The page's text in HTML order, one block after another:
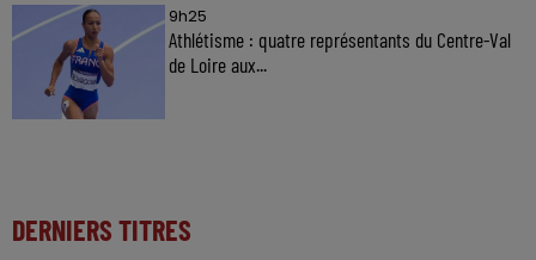
9h25
Athlétisme : quatre représentants du Centre-Val
de Loire aux...
DERNIERS TITRES